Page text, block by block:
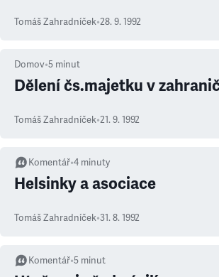
Tomáš Zahradníček•28. 9. 1992
Domov•5 minut
Dělení čs.majetku v
Tomáš Zahradníček•21. 9. 1992
Komentář•4 minuty
Helsinky a asociace
Tomáš Zahradníček•31. 8. 1992
Komentář•5 minut